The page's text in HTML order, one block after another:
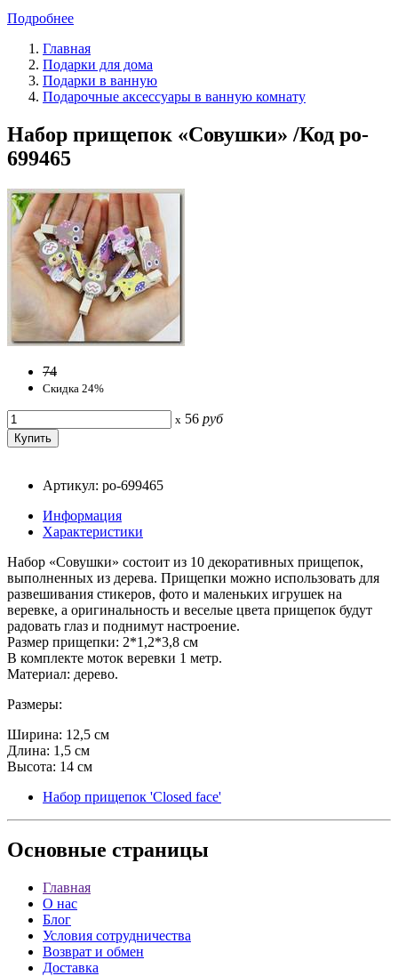
Подробнее
Главная
Подарки для дома
Подарки в ванную
Подарочные аксессуары в ванную комнату
Набор прищепок «Совушки» /Код po-
699465
74
Скидка 24%
x 56 руб
Артикул: po-699465
Информация
Характеристики
Набор «Совушки» состоит из 10 декоративных прищепок,
выполненных из дерева. Прищепки можно использовать для
развешивания стикеров, фото и маленьких игрушек на
веревке, а оригинальность и веселые цвета прищепок будут
радовать глаз и поднимут настроение.
Размер прищепки: 2*1,2*3,8 см
В комплекте моток веревки 1 метр.
Материал: дерево.
Размеры:
Ширина: 12,5 см
Длина: 1,5 см
Высота: 14 см
Набор прищепок 'Closed face'
Основные страницы
Главная
О нас
Блог
Условия сотрудничества
Возврат и обмен
Доставка